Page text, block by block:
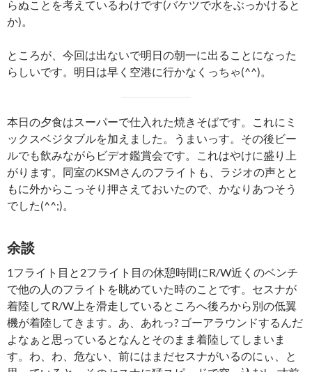
らぬことを考えているわけです(バケツで水をぶっかけると
か)。
ところが、今回は出ないで明日の朝一に出ることになった
らしいです。明日は早く空港に行かなくっちゃ(^^)。
本日の夕食はスーパーで仕入れた焼きそばです。これにミ
ックスベジタブルを加えました。うまいっす。その後ビー
ルでも飲みながらビデオ鑑賞会です。これはやけに盛り上
がります。同室のKSMさんのフライトも、ラジオの声とと
もに外からこっそり押さえておいたので、かなりあつそう
でした(^^;)。
余談
1フライト目と2フライト目の休憩時間にR/W近くのベンチ
で他の人のフライトを眺めていた時のことです。セスナが
着陸してR/W上を滑走しているところへ後ろから別の低翼
機が着陸してきます。あ、あれっ? ゴーアラウンドするんだ
よなぁと思っているとなんとそのまま着陸してしまいま
す。わ、わ、危ない、前にはまだセスナがいるのにぃ、と